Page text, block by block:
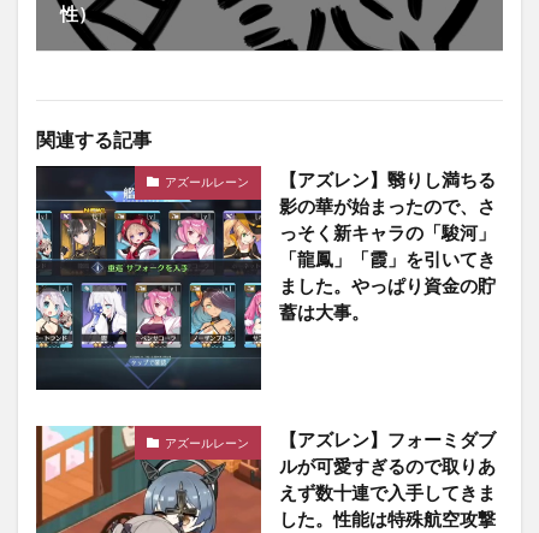
性）
関連する記事
アズールレーン
【アズレン】翳りし満ちる
影の華が始まったので、さ
っそく新キャラの「駿河」
「龍鳳」「霞」を引いてき
ました。やっぱり資金の貯
蓄は大事。
アズールレーン
【アズレン】フォーミダブ
ルが可愛すぎるので取りあ
えず数十連で入手してきま
した。性能は特殊航空攻撃